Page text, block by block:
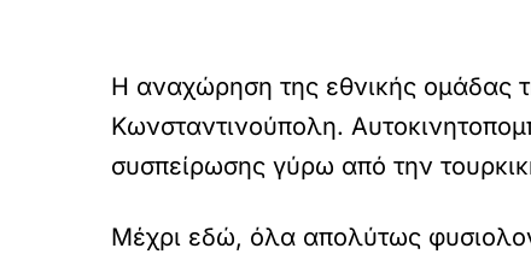
Η αναχώρηση της εθνικής ομάδας
Κωνσταντινούπολη.
συσπείρωσης γύρω από την
Μέχρι εδώ, όλα απολύτως